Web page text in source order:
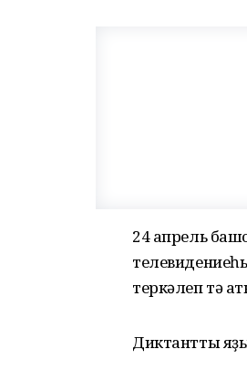
24 апрель
теркәлеп тә
Диктантты